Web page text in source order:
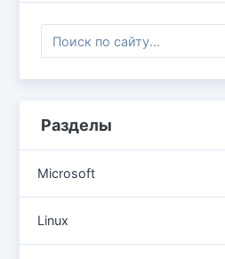
Разделы
Microsoft
Linux